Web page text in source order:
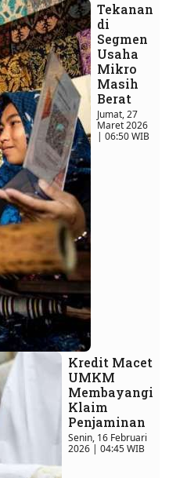
Tekanan
di
Segmen
Usaha
Mikro
Masih
Berat
Jumat, 27
Maret 2026
| 06:50 WIB
Kredit Macet
UMKM
Membayangi
Klaim
Penjaminan
Senin, 16 Februari
2026 | 04:45 WIB